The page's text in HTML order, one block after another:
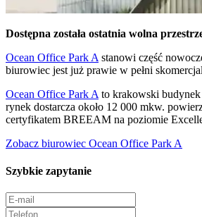
Dostępna została ostatnia wolna
Ocean Office Park A stanowi część
biurowiec jest już prawie w pełni
Ocean Office Park A to krakowski
rynek dostarcza około 12 000 mkw.
certyfikatem BREEAM na poziomie
Zobacz biurowiec Ocean Office Park A
Szybkie zapytanie